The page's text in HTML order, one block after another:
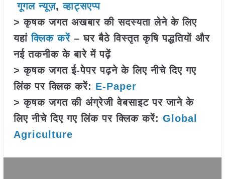
गूगल न्यूज़,व्हाट्सएप्प
> कृषक जगत अखबार की सदस्यता लेने के लिए
यहांक्लिक करें– घर बैठे विस्तृत कृषि पद्धतियों और
नई तकनीक के बारे में पढ़ें
> कृषक जगत ई-पेपर पढ़ने के लिए नीचे दिए गए
लिंक पर क्लिक करें: E-Paper
> कृषक जगत की अंग्रेजी वेबसाइट पर जाने के
लिए नीचे दिए गए लिंक पर क्लिक करें: Global
Agriculture